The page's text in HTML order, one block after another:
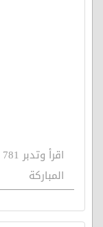
المباركة